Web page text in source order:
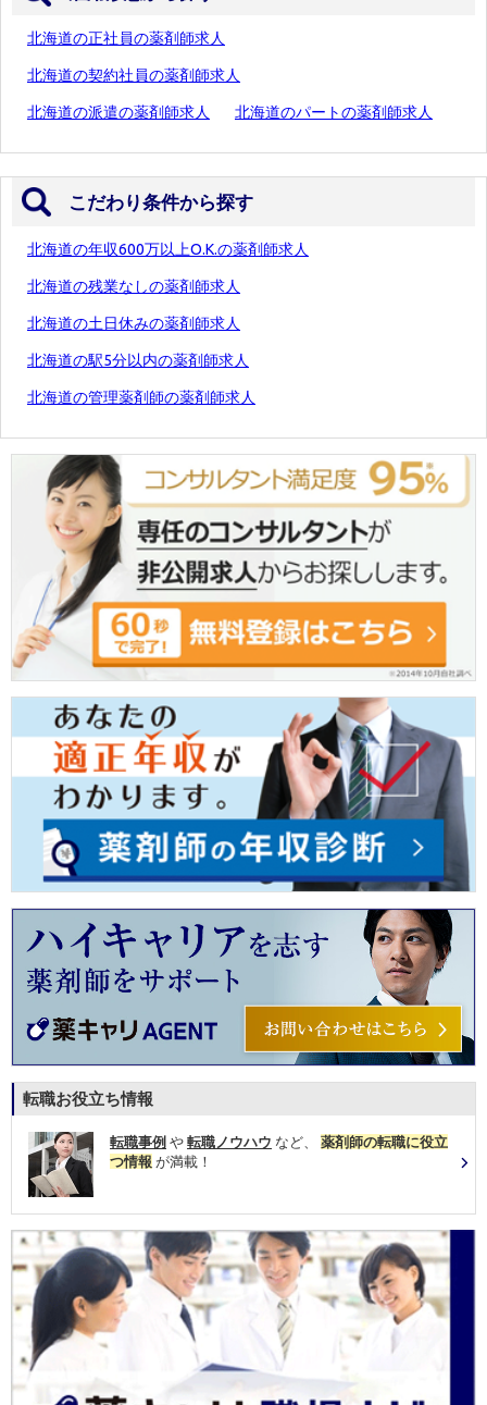
北海道の正社員の薬剤師求人
北海道の契約社員の薬剤師求人
北海道の派遣の薬剤師求人 北海道のパートの薬剤師求人
こだわり条件から探す
北海道の年収600万以上O.K.の薬剤師求人
北海道の残業なしの薬剤師求人
北海道の土日休みの薬剤師求人
北海道の駅5分以内の薬剤師求人
北海道の管理薬剤師の薬剤師求人
転職お役立ち情報
転職事例 や 転職ノウハウ など、 薬剤師の転職に役立
つ情報 が満載！